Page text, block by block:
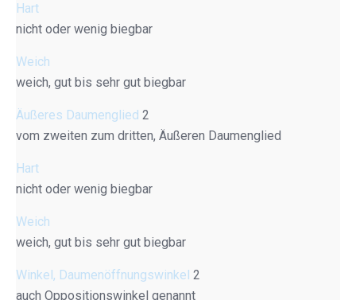
Hart
nicht oder wenig biegbar
Weich
weich, gut bis sehr gut biegbar
Äußeres Daumenglied 2
vom zweiten zum dritten, Äußeren Daumenglied
Hart
nicht oder wenig biegbar
Weich
weich, gut bis sehr gut biegbar
Winkel, Daumenöffnungswinkel 2
auch Oppositionswinkel genannt